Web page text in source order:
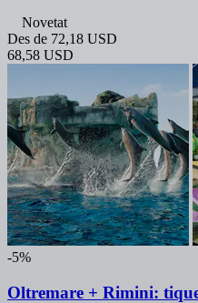
Novetat
Des de 72,18 USD
68,58 USD
-5%
Oltremare + Rimini: